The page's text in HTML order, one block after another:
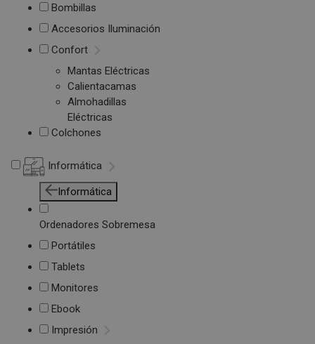
Bombillas
Accesorios Iluminación
Confort
Mantas Eléctricas
Calientacamas
Almohadillas
Eléctricas
Colchones
Informática
Informática
Ordenadores Sobremesa
Portátiles
Tablets
Monitores
Ebook
Impresión